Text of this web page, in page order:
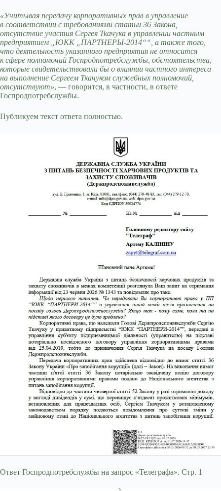
«Учитывая передачу корпоративных прав в управление
в соответствии с требованиями статьи 36 Закона,
отсутствие участия Сергея Ткачука в управлении частным
предприятием „ЮКК „ПАРТНЕРЫ-2014““, а также того,
что деятельность указанного предприятия не относится
к сфере полномочий Госпродпотребслужбы, обстоятельства,
которые свидетельствовали бы о влиянии частного интереса
на выполнение Сергеем Ткачуком служебных полномочий,
отсутствуют», — говорится, в частности, в ответе
Госпродпотребслужбы.
Публикуем текст ответа полностью.
Ответ Госпродпотребслужбы на запрос «Телеграфа». Стр. 1